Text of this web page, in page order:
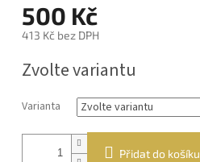
500 Kč
413 Kč bez DPH
cena:
Zvolte variantu
Varianta
Přidat do košíku